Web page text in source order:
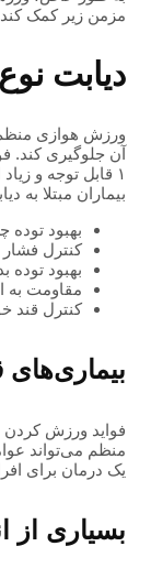
مزمن زیر کمک
دیابت نوع ۲
آن جلوگیری کند.
۱ قابل توجه و
بیماران مبتلا به دیابت نوع ۲
بهبود توده
کنترل
بهبود توده
مقاومت به
کنترل قند
بیماری‌های
فواید ورزش
منظم می‌تواند
یک درمان برای
بسیاری از